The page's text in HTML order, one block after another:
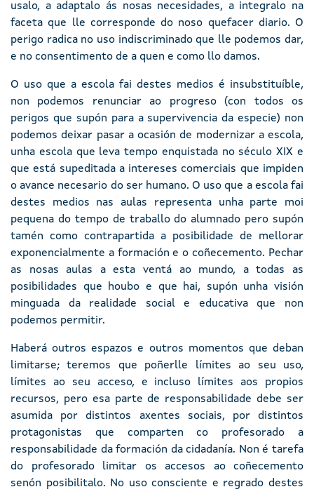
usalo, a adaptalo ás nosas necesidades, a integralo na
faceta que lle corresponde do noso quefacer diario. O
perigo radica no uso indiscriminado que lle podemos dar,
e no consentimento de a quen e como llo damos.
O uso que a escola fai destes medios é insubstituíble,
non podemos renunciar ao progreso (con todos os
perigos que supón para a supervivencia da especie) non
podemos deixar pasar a ocasión de modernizar a escola,
unha escola que leva tempo enquistada no século XIX e
que está supeditada a intereses comerciais que impiden
o avance necesario do ser humano. O uso que a escola fai
destes medios nas aulas representa unha parte moi
pequena do tempo de traballo do alumnado pero supón
tamén como contrapartida a posibilidade de mellorar
exponencialmente a formación e o coñecemento. Pechar
as nosas aulas a esta ventá ao mundo, a todas as
posibilidades que houbo e que hai, supón unha visión
minguada da realidade social e educativa que non
podemos permitir.
Haberá outros espazos e outros momentos que deban
limitarse; teremos que poñerlle límites ao seu uso,
límites ao seu acceso, e incluso límites aos propios
recursos, pero esa parte de responsabilidade debe ser
asumida por distintos axentes sociais, por distintos
protagonistas que comparten co profesorado a
responsabilidade da formación da cidadanía. Non é tarefa
do profesorado limitar os accesos ao coñecemento
senón posibilitalo. No uso consciente e regrado destes